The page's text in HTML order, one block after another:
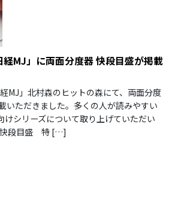
MJ」に両面分度器 快段目盛が掲載
MJ」北村森のヒットの森にて、両面分度
いただきました。多くの人が読みやすい
けシリーズについて取り上げていただい
快段目盛 特 […]